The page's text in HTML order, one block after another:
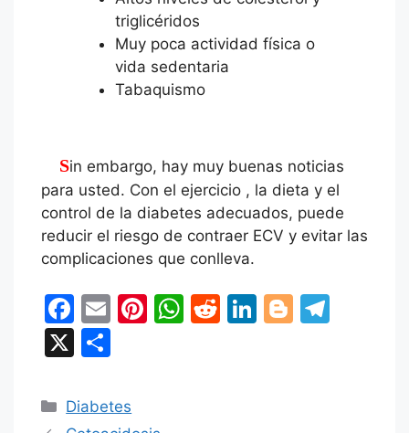
triglicéridos
Muy poca actividad física o
vida sedentaria
Tabaquismo
Sin embargo, hay muy buenas noticias
para usted. Con el ejercicio , la dieta y el
control de la diabetes adecuados, puede
reducir el riesgo de contraer ECV y evitar las
complicaciones que conlleva.
F
a
c
e
b
E
l
Pi
st
W R
Li Bl
X
m
Categorías
Diabetes